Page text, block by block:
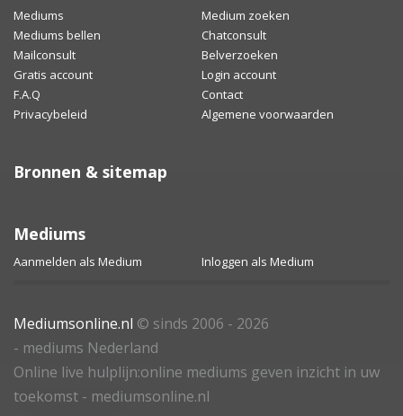
Mediums
Medium zoeken
Mediums bellen
Chatconsult
Mailconsult
Belverzoeken
Gratis account
Login account
F.A.Q
Contact
Privacybeleid
Algemene voorwaarden
Bronnen & sitemap
Mediums
Aanmelden als Medium Inloggen als Medium
Mediumsonline.nl © sinds 2006 - 2026
- mediums Nederland
Online live hulplijn:online mediums geven inzicht in uw
toekomst - mediumsonline.nl